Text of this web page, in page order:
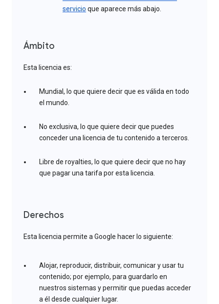
servicio que aparece más abajo.
Ámbito
Esta licencia es:
Mundial, lo que quiere decir que es válida en todo
el mundo.
No exclusiva, lo que quiere decir que puedes
conceder una licencia de tu contenido a terceros.
Libre de royalties, lo que quiere decir que no hay
que pagar una tarifa por esta licencia.
Derechos
Esta licencia permite a Google hacer lo siguiente:
Alojar, reproducir, distribuir, comunicar y usar tu
contenido; por ejemplo, para guardarlo en
nuestros sistemas y permitir que puedas acceder
a él desde cualquier lugar.